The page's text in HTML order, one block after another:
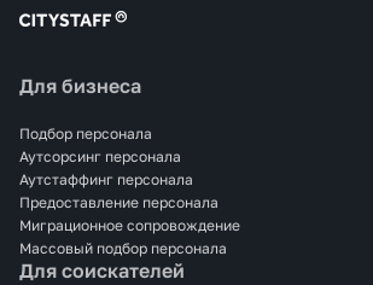
Для бизнеса
Подбор персонала
Аутсорсинг персонала
Аутстаффинг персонала
Предоставление персонала
Миграционное сопровождение
Массовый подбор персонала
Для соискателей